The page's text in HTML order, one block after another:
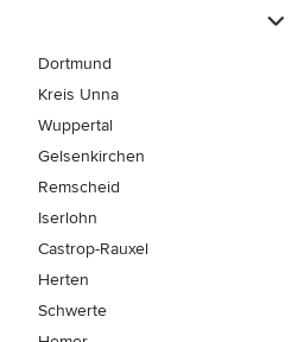
Dortmund
Kreis Unna
Wuppertal
Gelsenkirchen
Remscheid
Iserlohn
Castrop-Rauxel
Herten
Schwerte